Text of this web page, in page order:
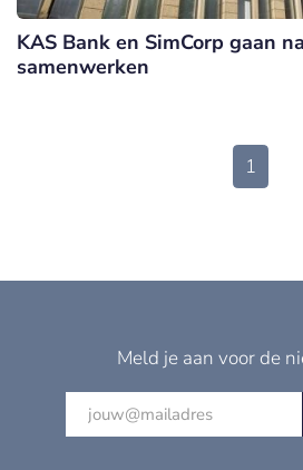
KAS Bank en SimCorp gaan
samenwerken
1
Meld je aan voor de